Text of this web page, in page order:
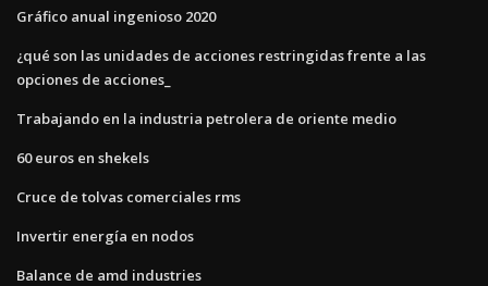
Gráfico anual ingenioso 2020
¿qué son las unidades de acciones restringidas frente a las
opciones de acciones_
Trabajando en la industria petrolera de oriente medio
60 euros en shekels
Cruce de tolvas comerciales rms
Invertir energía en nodos
Balance de amd industries